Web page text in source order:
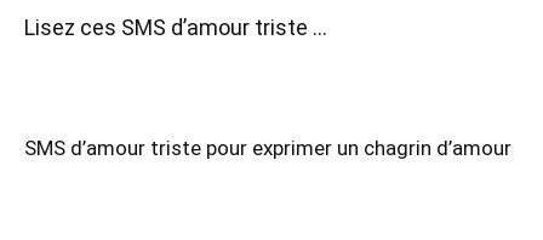
Lisez ces SMS d’amour triste …
SMS d’amour triste pour exprimer un chagrin d’amour